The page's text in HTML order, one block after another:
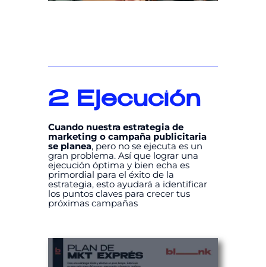
2 Ejecución
Cuando nuestra estrategia de
marketing o campaña publicitaria
se planea, pero no se ejecuta es un
gran problema. Así que lograr una
ejecución óptima y bien echa es
primordial para el éxito de la
estrategia, esto ayudará a identificar
los puntos claves para crecer tus
próximas campañas